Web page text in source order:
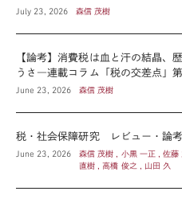
July 23, 2026 森信 茂樹
【論考】消費税は血と汗の結晶、
うさ―連載コラム「税の交差点」
June 23, 2026 森信 茂樹
税・社会保障研究 レビュー・論
June 23, 2026
森信 茂樹 , 小黒 一正 , 佐
直樹 , 高橋 俊之 , 山田 久